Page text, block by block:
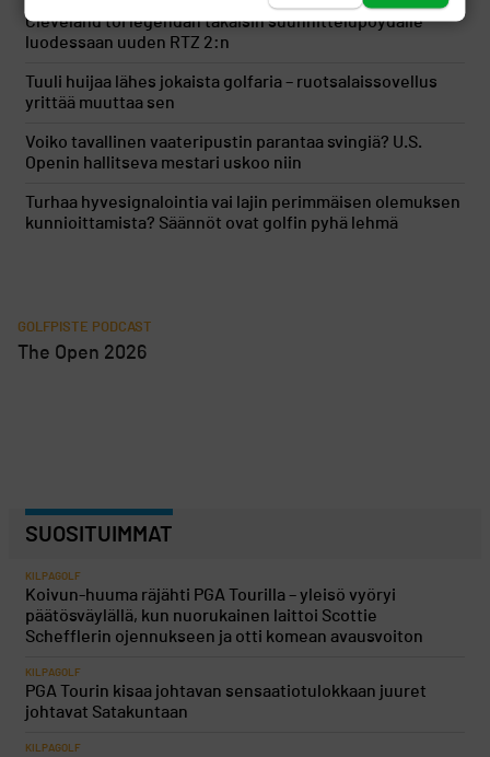
Cleveland toi legendan takaisin suunnittelupöydälle
luodessaan uuden RTZ 2:n
Tuuli huijaa lähes jokaista golfaria – ruotsalaissovellus
yrittää muuttaa sen
Voiko tavallinen vaateripustin parantaa svingiä? U.S.
Openin hallitseva mestari uskoo niin
Turhaa hyvesignalointia vai lajin perimmäisen olemuksen
kunnioittamista? Säännöt ovat golfin pyhä lehmä
GOLFPISTE PODCAST
The Open 2026
SUOSITUIMMAT
KILPAGOLF
Koivun-huuma räjähti PGA Tourilla – yleisö vyöryi
päätösväylällä, kun nuorukainen laittoi Scottie
Schefflerin ojennukseen ja otti komean avausvoiton
KILPAGOLF
PGA Tourin kisaa johtavan sensaatiotulokkaan juuret
johtavat Satakuntaan
KILPAGOLF